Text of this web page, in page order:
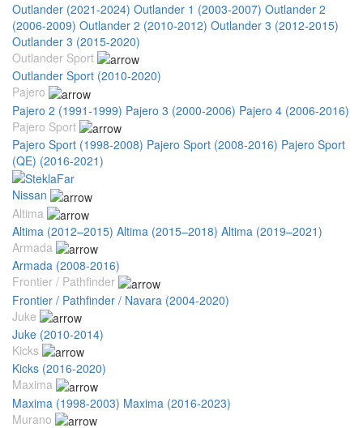
Outlander (2021-2024) Outlander 1 (2003-2007) Outlander 2
(2006-2009) Outlander 2 (2010-2012) Outlander 3 (2012-2015)
Outlander 3 (2015-2020)
Outlander Sport
Outlander Sport (2010-2020)
Pajero
Pajero 2 (1991-1999) Pajero 3 (2000-2006) Pajero 4 (2006-2016)
Pajero Sport
Pajero Sport (1998-2008) Pajero Sport (2008-2016) Pajero Sport
(QE) (2016-2021)
Nissan
Altima
Altima (2012–2015) Altima (2015–2018) Altima (2019–2021)
Armada
Armada (2008-2016)
Frontier / Pathfinder
Frontier / Pathfinder / Navara (2004-2020)
Juke
Juke (2010-2014)
Kicks
Kicks (2016-2020)
Maxima
Maxima (1998-2003) Maxima (2016-2023)
Murano